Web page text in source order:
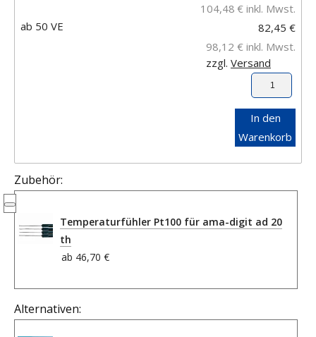
104,48 € inkl. Mwst.
ab 50 VE
82,45 €
98,12 € inkl. Mwst.
zzgl. Versand
In den
Warenkorb
Zubehör:
Temperaturfühler Pt100 für ama-digit ad 20
th
ab 46,70 €
Alternativen: